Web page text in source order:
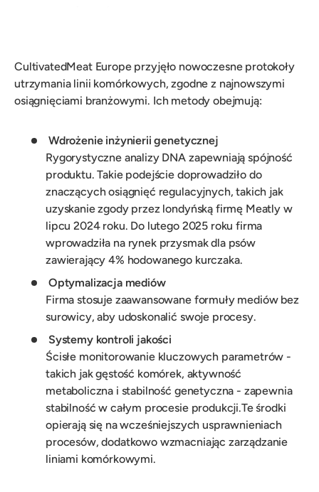
CultivatedMeat Europe przyjęło nowoczesne protokoły
utrzymania linii komórkowych, zgodne z najnowszymi
osiągnięciami branżowymi. Ich metody obejmują:
Wdrożenie inżynierii genetycznej
Rygorystyczne analizy DNA zapewniają spójność
produktu. Takie podejście doprowadziło do
znaczących osiągnięć regulacyjnych, takich jak
uzyskanie zgody przez londyńską firmę Meatly w
lipcu 2024 roku. Do lutego 2025 roku firma
wprowadziła na rynek przysmak dla psów
zawierający 4% hodowanego kurczaka.
Optymalizacja mediów
Firma stosuje zaawansowane formuły mediów bez
surowicy, aby udoskonalić swoje procesy.
Systemy kontroli jakości
Ścisłe monitorowanie kluczowych parametrów -
takich jak gęstość komórek, aktywność
metaboliczna i stabilność genetyczna - zapewnia
stabilność w całym procesie produkcji.Te środki
opierają się na wcześniejszych usprawnieniach
procesów, dodatkowo wzmacniając zarządzanie
liniami komórkowymi.